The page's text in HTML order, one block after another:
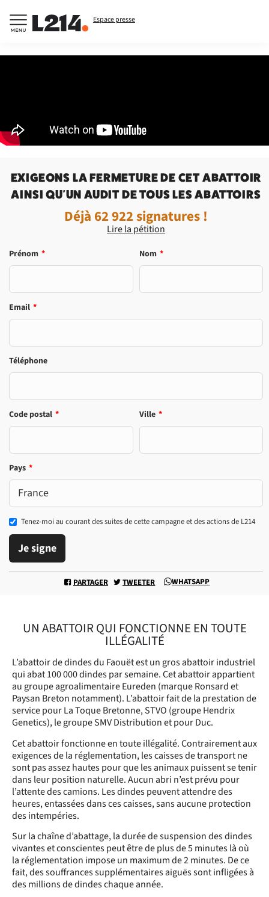
Espace presse
EXIGEONS LA FERMETURE DE CET ABATTOIR
AINSI QU'UN AUDIT DE TOUS LES ABATTOIRS
Déjà 62 922signatures !
Lire la pétition
Prénom * Nom *
Email *
Téléphone
Code postal * Ville *
Pays *
Tenez-moi au courant des suites de cette campagne et des actions de L214
Je signe
PARTAGER TWEETER WHATSAPP
UN ABATTOIR QUI FONCTIONNE EN TOUTE
ILLÉGALITÉ
L’abattoir de dindes du Faouët est un gros abattoir industriel
qui abat 100 000 dindes par semaine. Cet abattoir appartient
au groupe agroalimentaire Eureden (marque Ronsard et
Paysan Breton notamment). L’abattoir fait de la prestation de
service pour La Toque Bretonne, STVO (groupe Hendrix
Genetics), le groupe SMV Distribution et pour Duc.
Cet abattoir fonctionne en toute illégalité. Contrairement aux
exigences de la réglementation, les caisses de transport ne
sont pas assez hautes pour que les animaux puissent se tenir
dans leur position naturelle. Aucun abri n’est prévu pour
l’attente des camions. Les dindes peuvent attendre des
heures, entassées dans ces caisses, sans aucune protection
des intempéries.
Sur la chaîne d’abattage, la durée de suspension des dindes
vivantes et conscientes peut être de plus de 5 minutes là où
la réglementation impose un maximum de 2 minutes. De ce
fait, des souffrances supplémentaires aiguës sont infligées à
des millions de dindes chaque année.